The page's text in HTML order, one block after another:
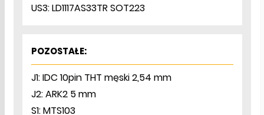
US3: LD1117AS33TR SOT223
POZOSTAŁE:
J1: IDC 10pin THT męski 2,54 mm
J2: ARK2 5 mm
S1: MTS103